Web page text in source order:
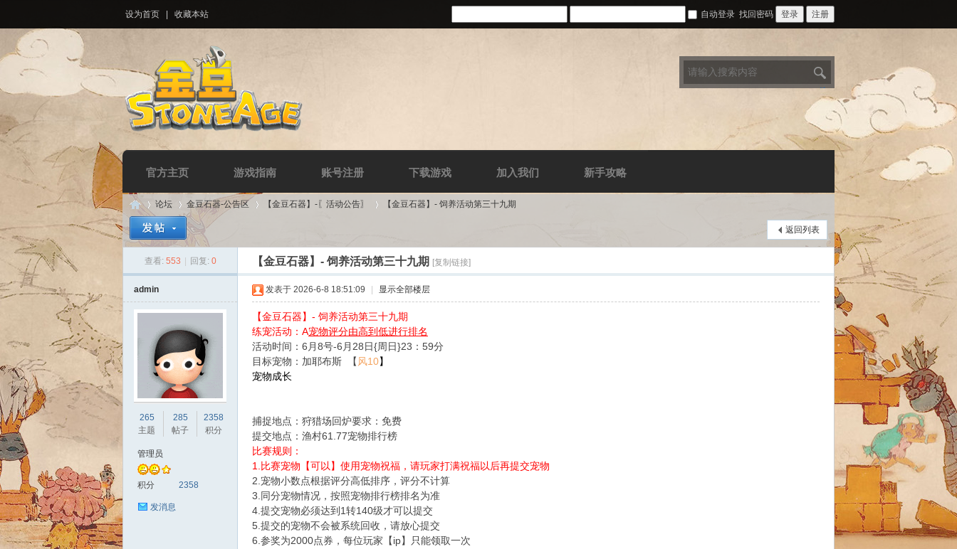
设为首页 收藏本站 自动登录 找回密码 登录 注册
官方主页 游戏指南 账号注册 下载游戏 加入我们 新手攻略
»
论坛
›
金豆石器-公告区 【金豆石器】-〖活动公告〗
›
【金豆石器】- 饲养活动第三十九期
返回列表
查看: 553 回复: 0 【金豆石器】- 饲养活动第三十九期 [复制链接]
admin
265
主题
285
帖子
2358
积分
管理员
积分 2358
发消息
发表于 2026-6-8 18:51:09 显示全部楼层
【金豆石器】- 饲养活动第三十九期
练宠活动：A宠物评分由高到低进行排名
活动时间：6月8号-6月28日{周日}23：59分
目标宠物：加耶布斯 【 风10】
宠物成长
捕捉地点：狩猎场回炉要求：免费
提交地点：渔村61.77宠物排行榜
比赛规则：
1.比赛宠物【可以】使用宠物祝福，请玩家打满祝福以后再提交宠物
2.宠物小数点根据评分高低排序，评分不计算
3.同分宠物情况，按照宠物排行榜排名为准
4.提交宠物必须达到1转140级才可以提交
5.提交的宠物不会被系统回收，请放心提交
6.参奖为2000点券，每位玩家【ip】只能领取一次